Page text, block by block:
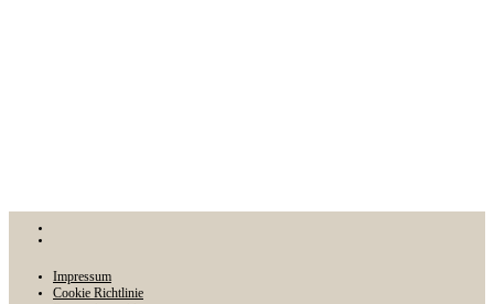
Impressum
Cookie Richtlinie